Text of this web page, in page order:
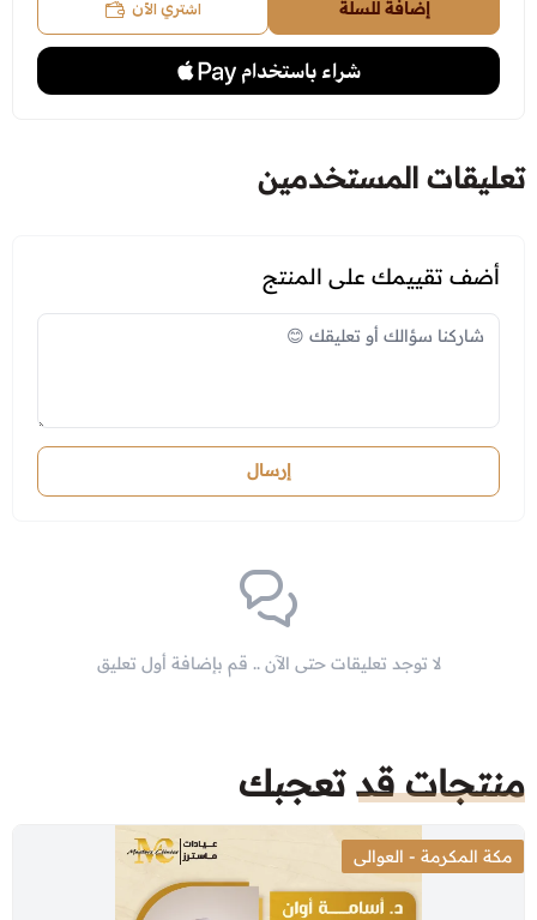
إضافة للسلة اشتري الآن
تعليقات المستخدمين
لا توجد تعليقات حتى الآن .. قم بإضافة أول تعليق
أضف تقييمك على المنتج
إرسال
منتجات قد تعجبك
مكة المكرمة - العوالى